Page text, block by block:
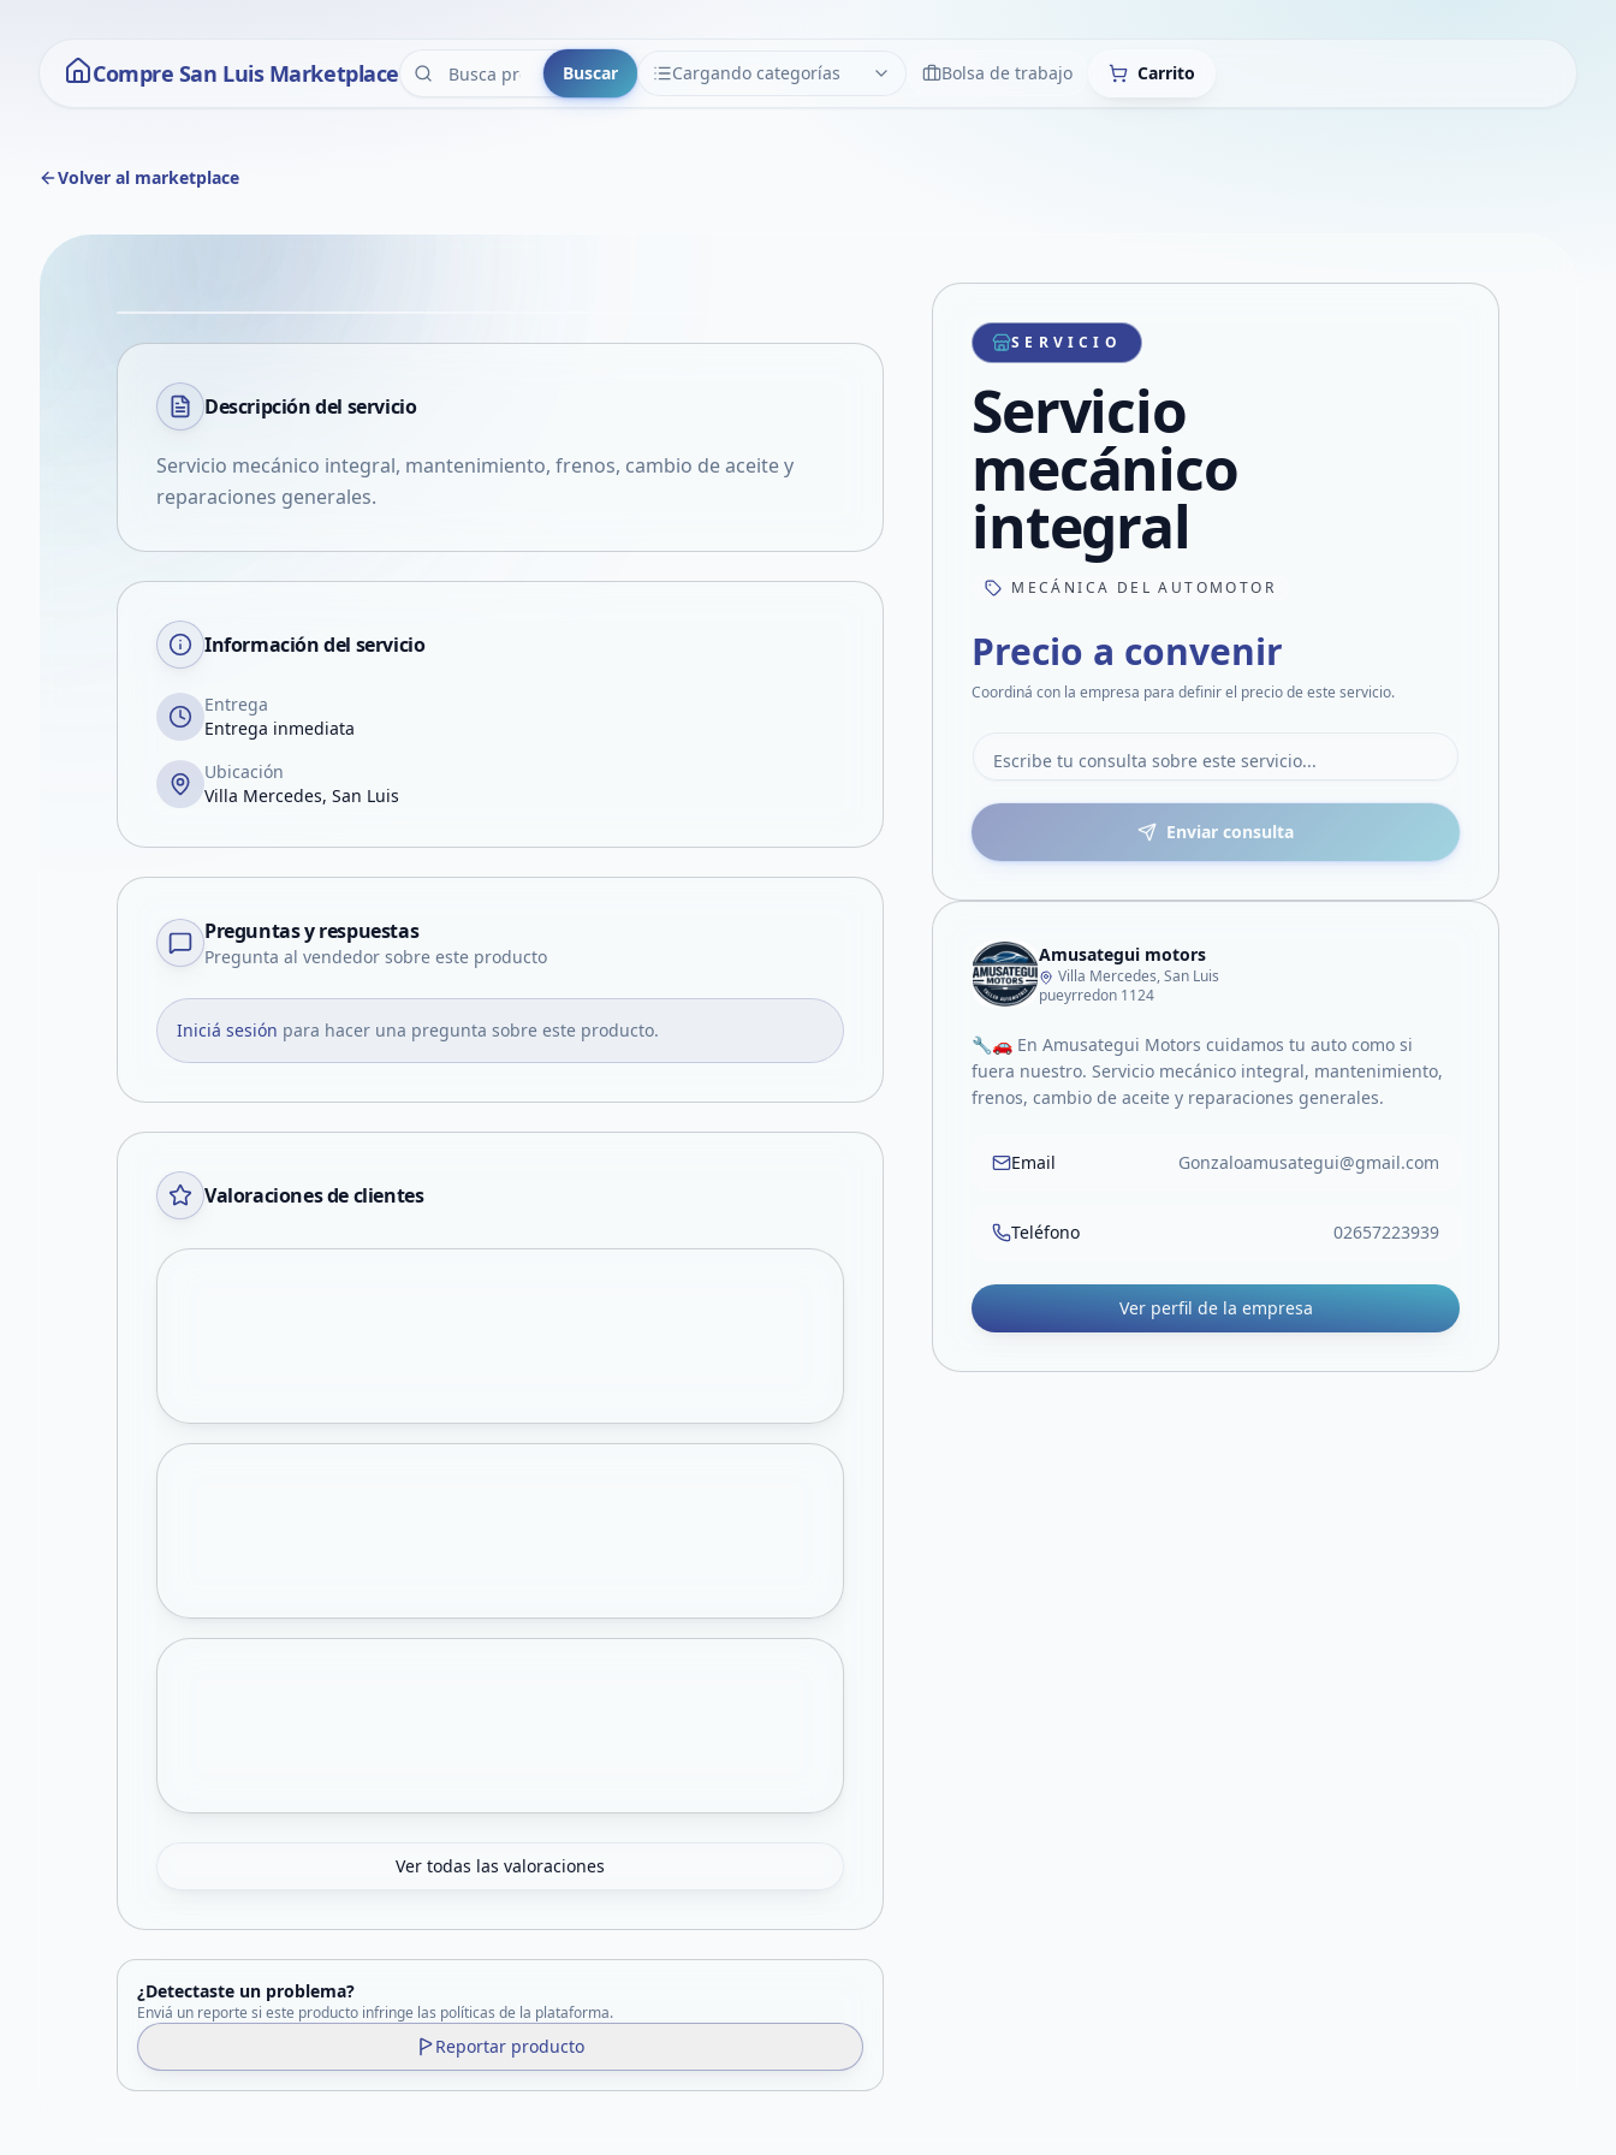
Compre San Luis Marketplace Buscar Cargando categorías
CATEGORÍAS LimpiarBolsa de trabajo Carrito
Volver al marketplace
VER EN PANTALLA COMPLETA
Compartir producto
Compartir por WhatsApp
Compartir por mail
Compartir en Facebook
Descripción del servicio
Servicio mecánico integral, mantenimiento, frenos, cambio de aceite y
reparaciones generales.
Información del servicio
Entrega
Entrega inmediata
Ubicación
Villa Mercedes, San Luis
Preguntas y respuestas
Pregunta al vendedor sobre este producto
Iniciá sesión para hacer una pregunta sobre este producto.
Valoraciones de clientes
Ver todas las valoraciones
¿Detectaste un problema?
Enviá un reporte si este producto infringe las políticas de la plataforma.
Reportar producto
SERVICIO
Servicio
mecánico
integral
MECÁNICA DEL AUTOMOTOR
Precio a convenir
Coordiná con la empresa para definir el precio de este servicio.
Enviar consulta
Amusategui motors
Villa Mercedes, San Luis
pueyrredon 1124
🔧🚗 En Amusategui Motors cuidamos tu auto como si
fuera nuestro. Servicio mecánico integral, mantenimiento,
frenos, cambio de aceite y reparaciones generales.
Email Gonzaloamusategui@gmail.com
Teléfono 02657223939
Ver perfil de la empresa